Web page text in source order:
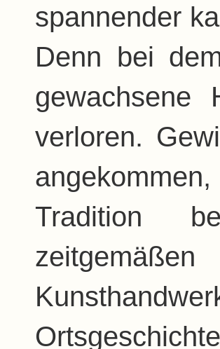
spannender
Denn bei
gewachsene
verloren.
Tradition